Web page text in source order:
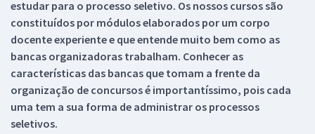
estudar para o processo seletivo. Os nossos cursos são
constituídos por módulos elaborados por um corpo
docente experiente e que entende muito bem como as
bancas organizadoras trabalham. Conhecer as
características das bancas que tomam a frente da
organização de concursos é importantíssimo, pois cada
uma tem a sua forma de administrar os processos
seletivos.